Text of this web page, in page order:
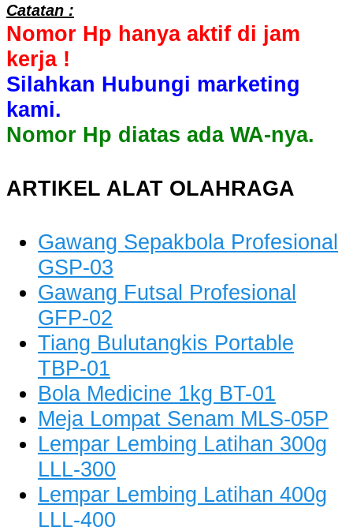
Catatan :
Nomor Hp hanya aktif di jam
kerja !
Silahkan Hubungi marketing
kami.
Nomor Hp diatas ada WA-nya.
ARTIKEL ALAT OLAHRAGA
Gawang Sepakbola Profesional
GSP-03
Gawang Futsal Profesional
GFP-02
Tiang Bulutangkis Portable
TBP-01
Bola Medicine 1kg BT-01
Meja Lompat Senam MLS-05P
Lempar Lembing Latihan 300g
LLL-300
Lempar Lembing Latihan 400g
LLL-400